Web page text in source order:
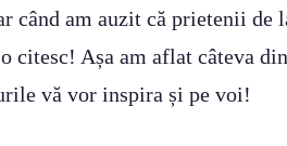
când am auzit că prietenii de
citesc! Așa am aflat câteva
vă vor inspira și pe voi!